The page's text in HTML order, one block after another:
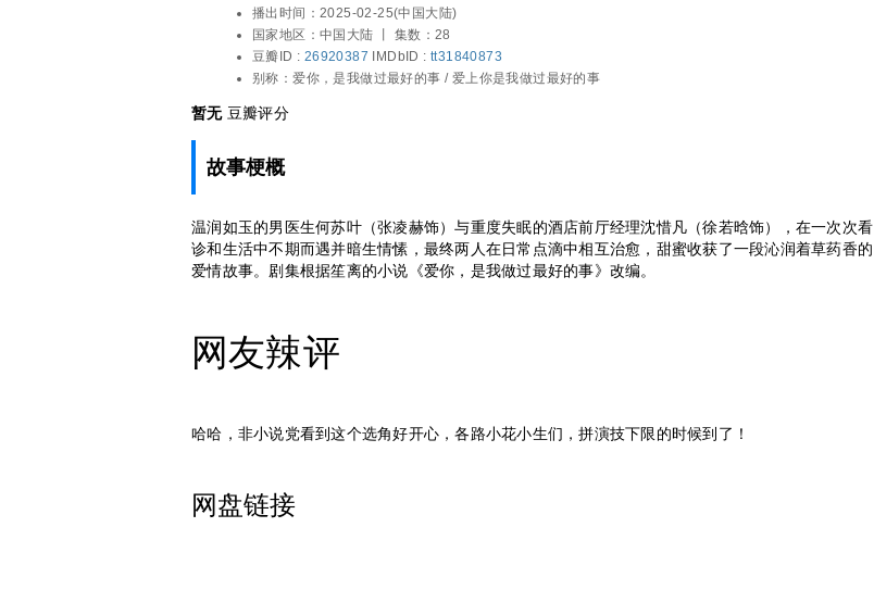
播出时间： 2025-02-25(中国大陆)
国家地区： 中国大陆 丨 集数：28
豆瓣ID : 26920387 IMDbID : tt31840873
别称：爱你，是我做过最好的事 / 爱上你是我做过最好的事
暂无豆瓣评分
故事梗概
温润如玉的男医生何苏叶（张凌赫饰）与重度失眠的酒店前厅经理沈惜凡（徐若晗饰），在一次次看
诊和生活中不期而遇并暗生情愫，最终两人在日常点滴中相互治愈，甜蜜收获了一段沁润着草药香的
爱情故事。剧集根据笙离的小说《爱你，是我做过最好的事》改编。
网友辣评
哈哈，非小说党看到这个选角好开心，各路小花小生们，拼演技下限的时候到了！
网盘链接